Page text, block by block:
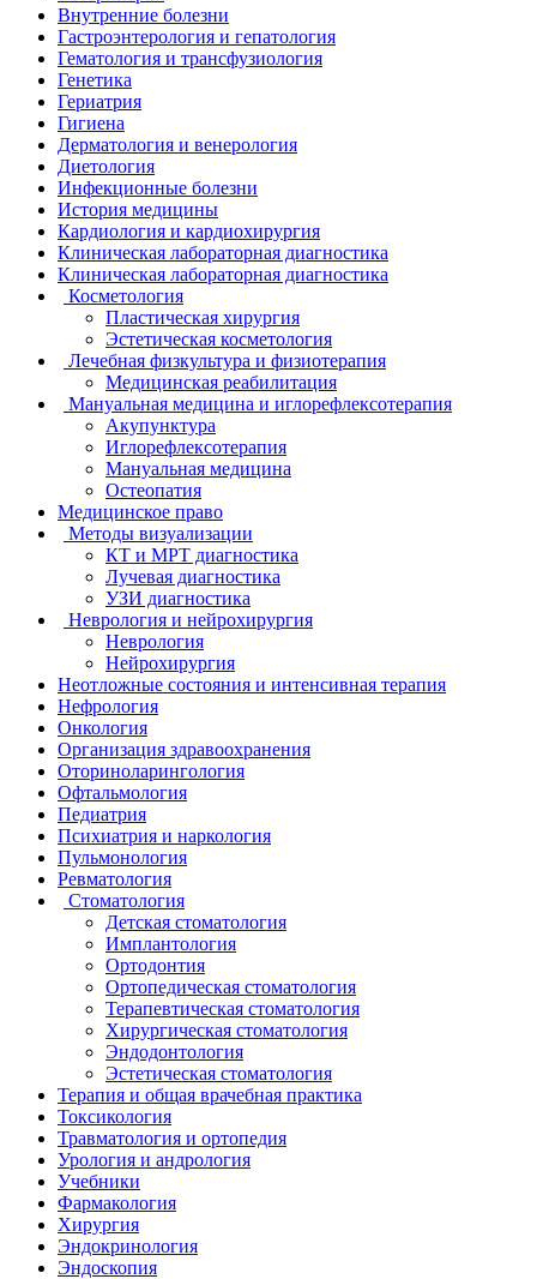
Внутренние болезни
Гастроэнтерология и гепатология
Гематология и трансфузиология
Генетика
Гериатрия
Гигиена
Дерматология и венерология
Диетология
Инфекционные болезни
История медицины
Кардиология и кардиохирургия
Клиническая лабораторная диагностика
Клиническая лабораторная диагностика
Косметология
Пластическая хирургия
Эстетическая косметология
Лечебная физкультура и физиотерапия
Медицинская реабилитация
Мануальная медицина и иглорефлексотерапия
Акупунктура
Иглорефлексотерапия
Мануальная медицина
Остеопатия
Медицинское право
Методы визуализации
КТ и МРТ диагностика
Лучевая диагностика
УЗИ диагностика
Неврология и нейрохирургия
Неврология
Нейрохирургия
Неотложные состояния и интенсивная терапия
Нефрология
Онкология
Организация здравоохранения
Оториноларингология
Офтальмология
Педиатрия
Психиатрия и наркология
Пульмонология
Ревматология
Стоматология
Детская стоматология
Имплантология
Ортодонтия
Ортопедическая стоматология
Терапевтическая стоматология
Хирургическая стоматология
Эндодонтология
Эстетическая стоматология
Терапия и общая врачебная практика
Токсикология
Травматология и ортопедия
Урология и андрология
Учебники
Фармакология
Хирургия
Эндокринология
Эндоскопия